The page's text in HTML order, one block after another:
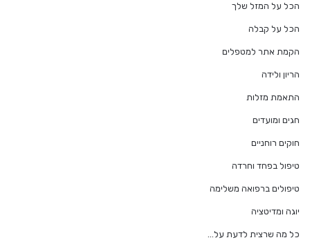
הכל על המזל שלך
הכל על קבלה
הקמת אתר למטפלים
הריון ולידה
התאמת מזלות
חגים ומועדים
חוקים רוחניים
טיפול בפחד וחרדה
טיפולים ברפואה משלימה
יוגה ומדיטציה
כל מה שרצית לדעת על…